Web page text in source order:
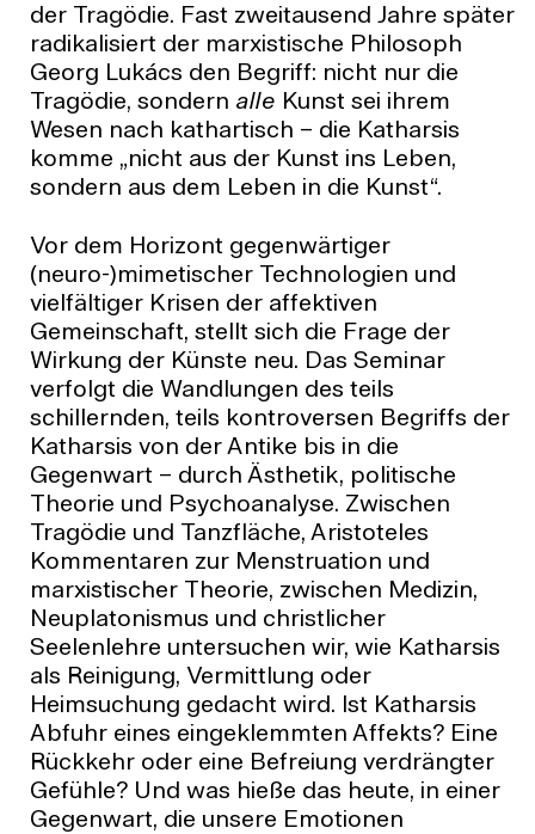
der Tragödie. Fast zweitausend Jahre später
radikalisiert der marxistische Philosoph
Georg Lukács den Begriff: nicht nur die
Tragödie, sondern alle Kunst sei ihrem
Wesen nach kathartisch – die Katharsis
komme „nicht aus der Kunst ins Leben,
sondern aus dem Leben in die Kunst“.
Vor dem Horizont gegenwärtiger
(neuro-)mimetischer Technologien und
vielfältiger Krisen der affektiven
Gemeinschaft, stellt sich die Frage der
Wirkung der Künste neu. Das Seminar
verfolgt die Wandlungen des teils
schillernden, teils kontroversen Begriffs der
Katharsis von der Antike bis in die
Gegenwart – durch Ästhetik, politische
Theorie und Psychoanalyse. Zwischen
Tragödie und Tanzfläche, Aristoteles
Kommentaren zur Menstruation und
marxistischer Theorie, zwischen Medizin,
Neuplatonismus und christlicher
Seelenlehre untersuchen wir, wie Katharsis
als Reinigung, Vermittlung oder
Heimsuchung gedacht wird. Ist Katharsis
Abfuhr eines eingeklemmten Affekts? Eine
Rückkehr oder eine Befreiung verdrängter
Gefühle? Und was hieße das heute, in einer
Gegenwart, die unsere Emotionen